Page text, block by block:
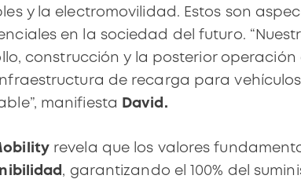
y la electromovilidad. Estos son
en la sociedad del futuro.
construcción y la posterior
de recarga para
manifiesta
David.
revela que los valores
, garantizando el 100% del